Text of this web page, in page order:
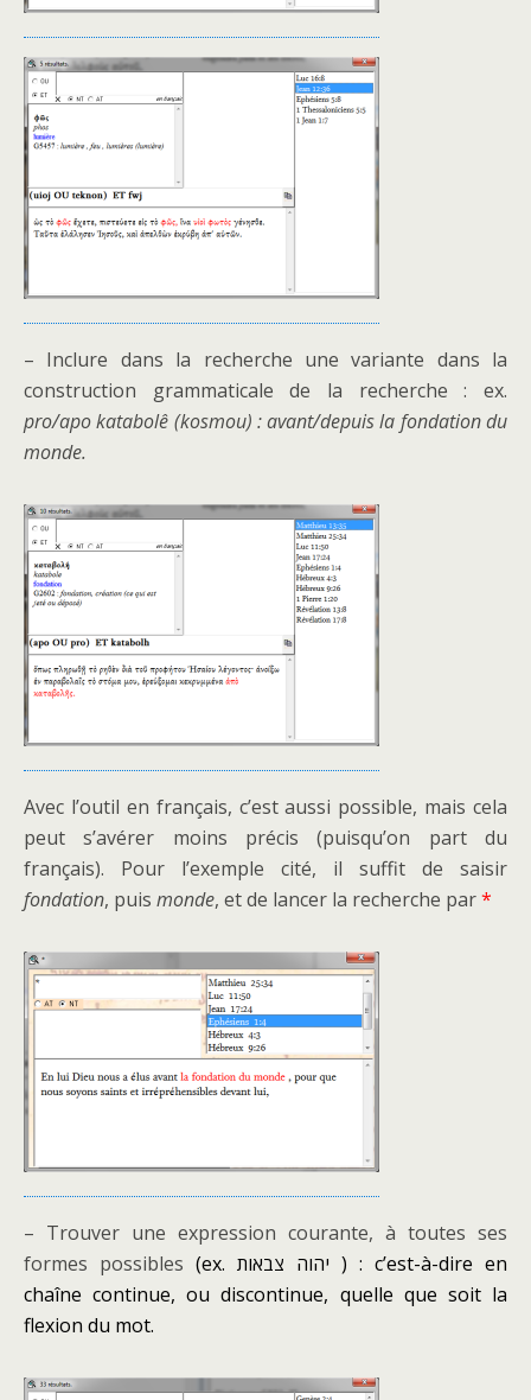
– Inclure dans la recherche une variante dans la
construction grammaticale de la recherche : ex.
pro/apo katabolê (kosmou) : avant/depuis la fondation du
monde.
Avec l’outil en français, c’est aussi possible, mais cela
peut s’avérer moins précis (puisqu’on part du
français). Pour l’exemple cité, il suffit de saisir
fondation, puis monde, et de lancer la recherche par*
– Trouver une expression courante, à toutes ses
formes possibles (ex. יהוה צבאות ) : c’est-à-dire en
chaîne continue, ou discontinue, quelle que soit la
flexion du mot.